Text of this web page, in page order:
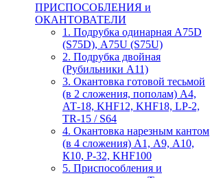
ПРИСПОСОБЛЕНИЯ и
ОКАНТОВАТЕЛИ
1. Подрубка одинарная А75D
(S75D), А75U (S75U)
2. Подрубка двойная
(Рубильники А11)
3. Окантовка готовой тесьмой
(в 2 сложения, пополам) А4,
АТ-18, KHF12, KHF18, LP-2,
TR-15 / S64
4. Окантовка нарезным кантом
(в 4 сложения) А1, А9, А10,
К10, Р-32, KHF100
5. Приспособления и